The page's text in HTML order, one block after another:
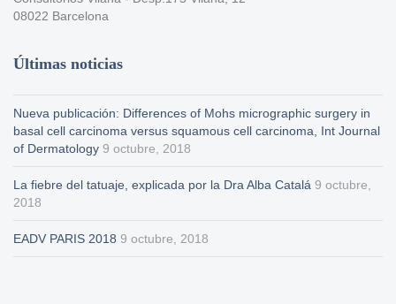
08022 Barcelona
Últimas noticias
Nueva publicación: Differences of Mohs micrographic surgery in
basal cell carcinoma versus squamous cell carcinoma, Int Journal
of Dermatology 9 octubre, 2018
La fiebre del tatuaje, explicada por la Dra Alba Catalá 9 octubre,
2018
EADV PARIS 2018 9 octubre, 2018